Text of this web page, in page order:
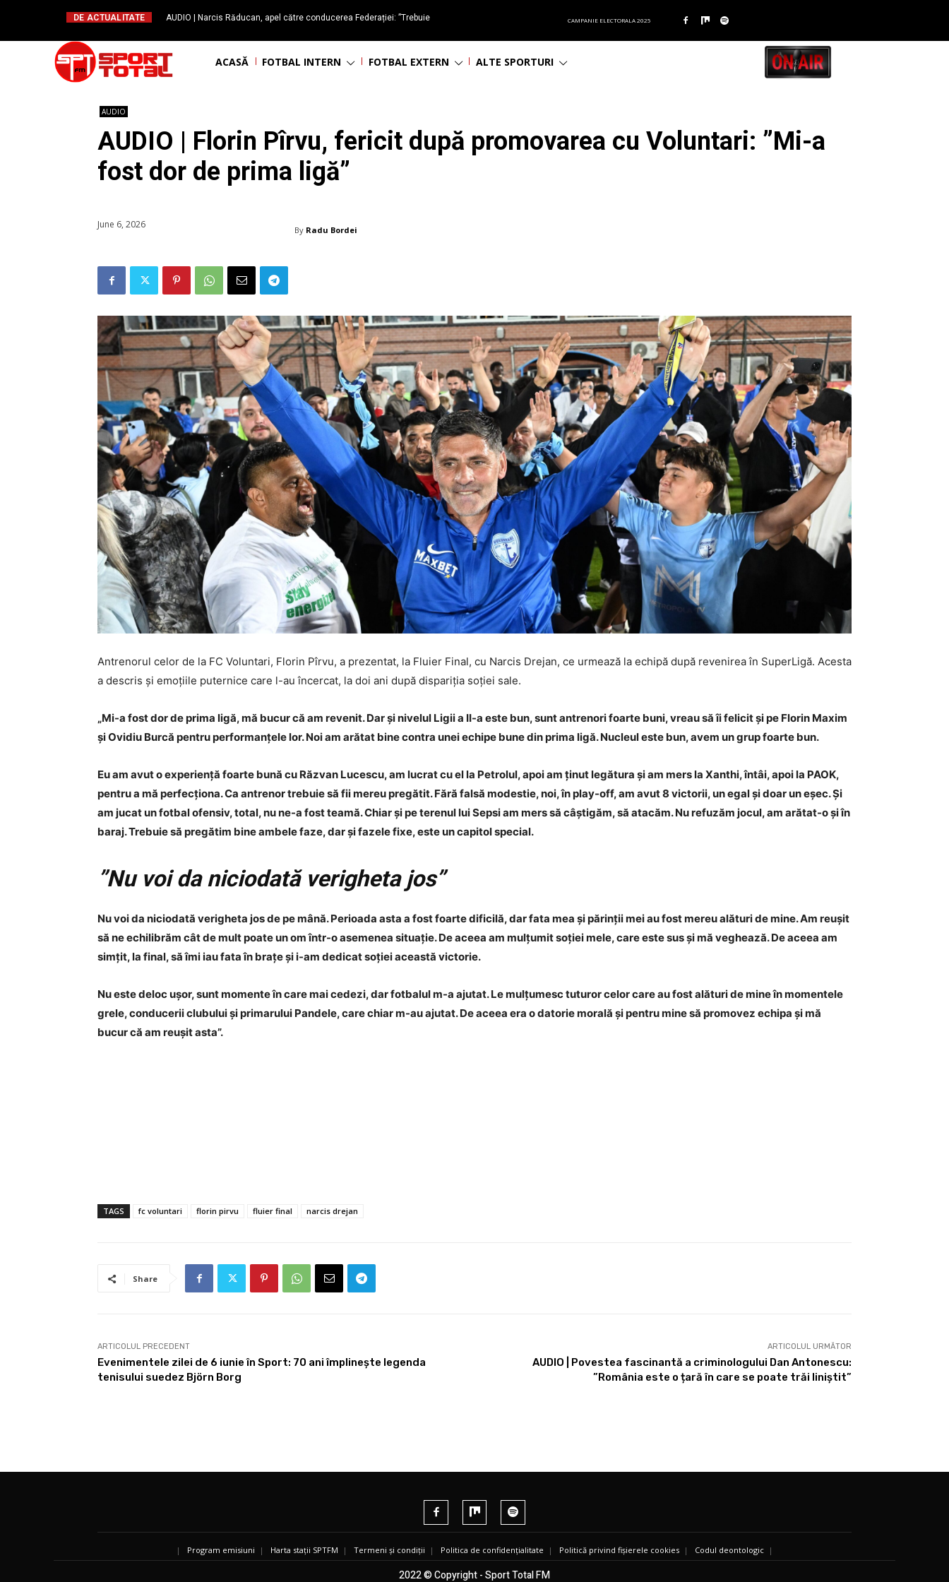
DE ACTUALITATE
AUDIO | Narcis Răducan, apel către conducerea Federației: ”Trebuie
CAMPANIE ELECTORALA 2025
ACASĂ FOTBAL INTERN FOTBAL EXTERN ALTE SPORTURI
AUDIO
AUDIO | Florin Pîrvu, fericit după promovarea cu Voluntari: ”Mi-a
fost dor de prima ligă”
June 6, 2026 By Radu Bordei
Antrenorul celor de la FC Voluntari, Florin Pîrvu, a prezentat, la Fluier Final, cu Narcis Drejan, ce urmează la echipă după revenirea în SuperLigă. Acesta
a descris și emoțiile puternice care l-au încercat, la doi ani după dispariția soției sale.
„Mi-a fost dor de prima ligă, mă bucur că am revenit. Dar și nivelul Ligii a II-a este bun, sunt antrenori foarte buni, vreau să îi felicit și pe Florin Maxim
și Ovidiu Burcă pentru performanțele lor. Noi am arătat bine contra unei echipe bune din prima ligă. Nucleul este bun, avem un grup foarte bun.
Eu am avut o experiență foarte bună cu Răzvan Lucescu, am lucrat cu el la Petrolul, apoi am ținut legătura și am mers la Xanthi, întâi, apoi la PAOK,
pentru a mă perfecționa. Ca antrenor trebuie să fii mereu pregătit. Fără falsă modestie, noi, în play-off, am avut 8 victorii, un egal și doar un eșec. Și
am jucat un fotbal ofensiv, total, nu ne-a fost teamă. Chiar și pe terenul lui Sepsi am mers să câștigăm, să atacăm. Nu refuzăm jocul, am arătat-o și în
baraj. Trebuie să pregătim bine ambele faze, dar și fazele fixe, este un capitol special.
”Nu voi da niciodată verigheta jos”
Nu voi da niciodată verigheta jos de pe mână. Perioada asta a fost foarte dificilă, dar fata mea și părinții mei au fost mereu alături de mine. Am reușit
să ne echilibrăm cât de mult poate un om într-o asemenea situație. De aceea am mulțumit soției mele, care este sus și mă veghează. De aceea am
simțit, la final, să îmi iau fata în brațe și i-am dedicat soției această victorie.
Nu este deloc ușor, sunt momente în care mai cedezi, dar fotbalul m-a ajutat. Le mulțumesc tuturor celor care au fost alături de mine în momentele
grele, conducerii clubului și primarului Pandele, care chiar m-au ajutat. De aceea era o datorie morală și pentru mine să promovez echipa și mă
bucur că am reușit asta”.
TAGS fc voluntari florin pirvu fluier final narcis drejan
Share
ARTICOLUL PRECEDENT
Evenimentele zilei de 6 iunie în Sport: 70 ani împlinește legenda
tenisului suedez Björn Borg
ARTICOLUL URMĂTOR
AUDIO | Povestea fascinantă a criminologului Dan Antonescu:
”România este o țară în care se poate trăi liniștit”
| Program emisiuni | Harta stații SPTFM | Termeni și condiții | Politica de confidențialitate | Politică privind fișierele cookies | Codul deontologic |
2022 © Copyright - Sport Total FM